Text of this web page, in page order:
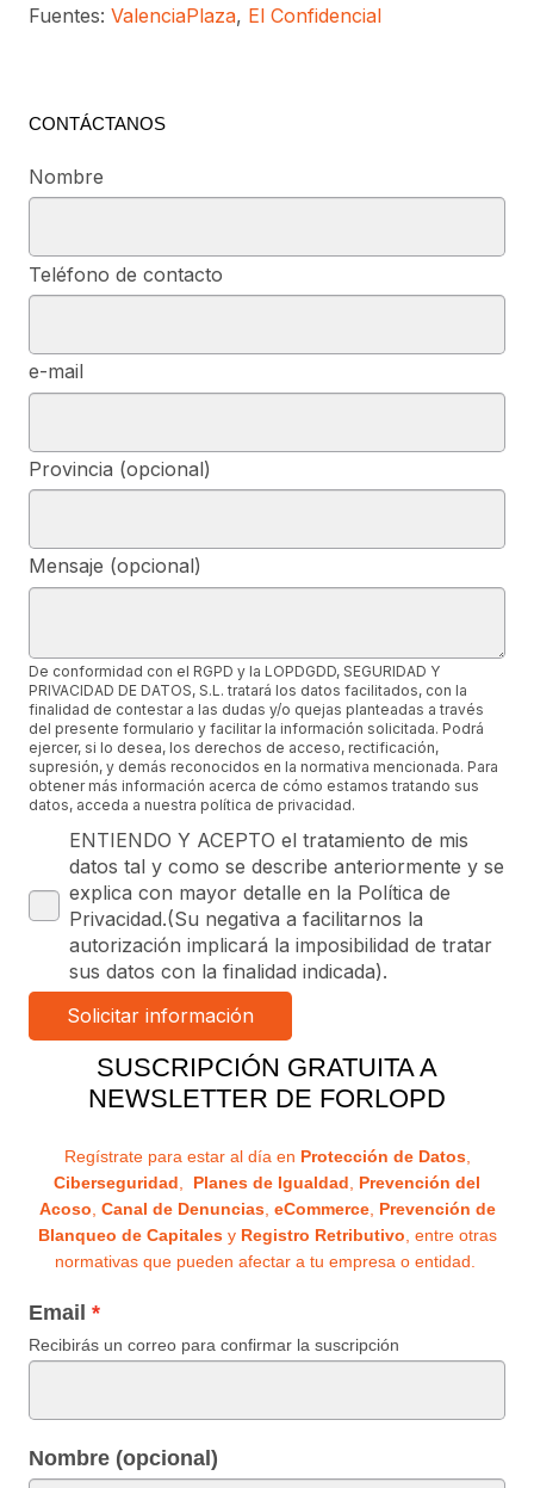
Fuentes: ValenciaPlaza, El Confidencial
CONTÁCTANOS
Nombre
Teléfono de contacto
e-mail
Provincia (opcional)
Mensaje (opcional)
De conformidad con el RGPD y la LOPDGDD, SEGURIDAD Y
PRIVACIDAD DE DATOS, S.L. tratará los datos facilitados, con la
finalidad de contestar a las dudas y/o quejas planteadas a través
del presente formulario y facilitar la información solicitada. Podrá
ejercer, si lo desea, los derechos de acceso, rectificación,
supresión, y demás reconocidos en la normativa mencionada. Para
obtener más información acerca de cómo estamos tratando sus
datos, acceda a nuestra política de privacidad.
ENTIENDO Y ACEPTO el tratamiento de mis
datos tal y como se describe anteriormente y se
explica con mayor detalle en la Política de
Privacidad.(Su negativa a facilitarnos la
autorización implicará la imposibilidad de tratar
sus datos con la finalidad indicada).
SUSCRIPCIÓN GRATUITA A
NEWSLETTER DE FORLOPD
Regístrate para estar al día en Protección de Datos,
Ciberseguridad, Planes de Igualdad, Prevención del
Acoso, Canal de Denuncias, eCommerce, Prevención de
Blanqueo de Capitalesy Registro Retributivo, entre otras
normativas que pueden afectar a tu empresa o entidad.
Email
Recibirás un correo para confirmar la suscripción
Nombre (opcional)